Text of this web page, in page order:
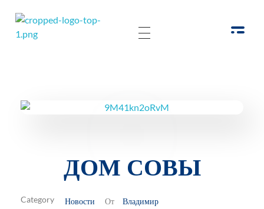
ДОМ СОВЫ
От Владимир
Новости